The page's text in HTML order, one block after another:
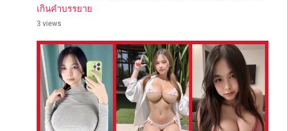
เกินคำบรรยาย
3 views